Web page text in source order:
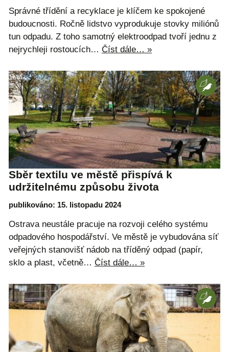
Správné třídění a recyklace je klíčem ke spokojené
budoucnosti. Ročně lidstvo vyprodukuje stovky miliónů
tun odpadu. Z toho samotný elektroodpad tvoří jednu z
nejrychleji rostoucích… Číst dále… »
Sběr textilu ve městě přispívá k
udržitelnému způsobu života
publikováno: 15. listopadu 2024
Ostrava neustále pracuje na rozvoji celého systému
odpadového hospodářství. Ve městě je vybudována síť
veřejných stanovišť nádob na tříděný odpad (papír,
sklo a plast, včetně… Číst dále… »